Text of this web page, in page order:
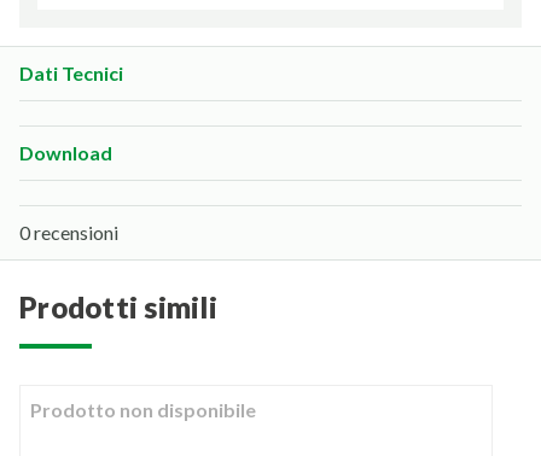
Dati Tecnici
Download
0 recensioni
prodotti simili
Prodotto non disponibile